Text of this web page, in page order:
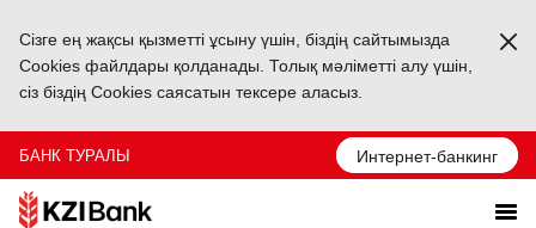
Сізге ең жақсы қызметті ұсыну үшін, біздің сайтымызда
Cookies файлдары қолданады. Толық мәліметті алу үшін,
сіз біздің Cookies саясатын тексере аласыз.
БАНК ТУРАЛЫ Интернет-банкинг